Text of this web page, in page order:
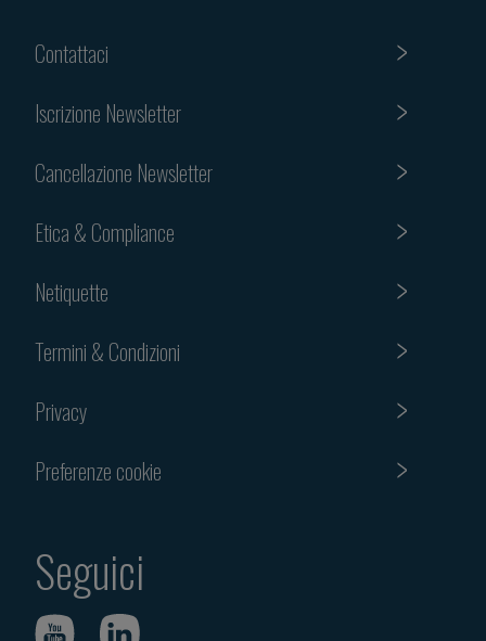
Contattaci
Iscrizione Newsletter
Cancellazione Newsletter
Etica & Compliance
Netiquette
Termini & Condizioni
Privacy
Preferenze cookie
Seguici